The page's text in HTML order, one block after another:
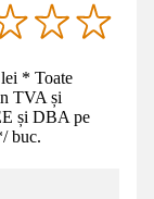
* Toate
TVA și
și DBA pe
/ buc.